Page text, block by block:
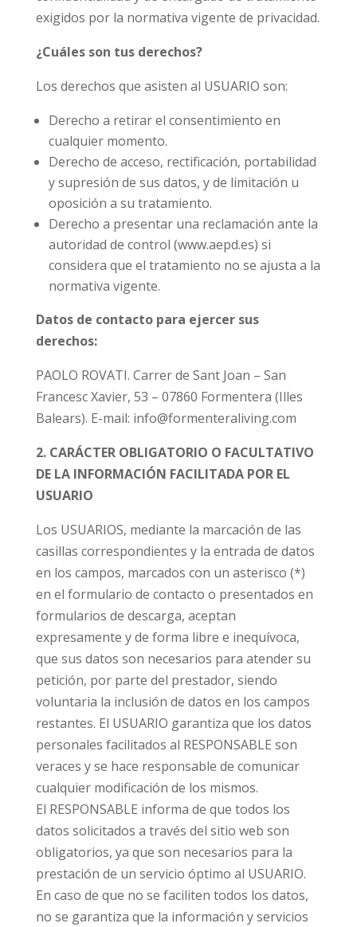
exigidos por la normativa vigente de privacidad.
¿Cuáles son tus derechos?
Los derechos que asisten al USUARIO son:
Derecho a retirar el consentimiento en
cualquier momento.
Derecho de acceso, rectificación, portabilidad
y supresión de sus datos, y de limitación u
oposición a su tratamiento.
Derecho a presentar una reclamación ante la
autoridad de control (www.aepd.es) si
considera que el tratamiento no se ajusta a la
normativa vigente.
Datos de contacto para ejercer sus
derechos:
PAOLO ROVATI. Carrer de Sant Joan – San
Francesc Xavier, 53 – 07860 Formentera (Illes
Balears). E-mail: info@formenteraliving.com
2. CARÁCTER OBLIGATORIO O FACULTATIVO
DE LA INFORMACIÓN FACILITADA POR EL
USUARIO
Los USUARIOS, mediante la marcación de las
casillas correspondientes y la entrada de datos
en los campos, marcados con un asterisco (*)
en el formulario de contacto o presentados en
formularios de descarga, aceptan
expresamente y de forma libre e inequívoca,
que sus datos son necesarios para atender su
petición, por parte del prestador, siendo
voluntaria la inclusión de datos en los campos
restantes. El USUARIO garantiza que los datos
personales facilitados al RESPONSABLE son
veraces y se hace responsable de comunicar
cualquier modificación de los mismos.
El RESPONSABLE informa de que todos los
datos solicitados a través del sitio web son
obligatorios, ya que son necesarios para la
prestación de un servicio óptimo al USUARIO.
En caso de que no se faciliten todos los datos,
no se garantiza que la información y servicios